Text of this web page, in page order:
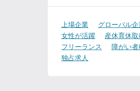
上場企業 グローバル企
女性が活躍
産休育休取
フリーランス
障がい
独占求人